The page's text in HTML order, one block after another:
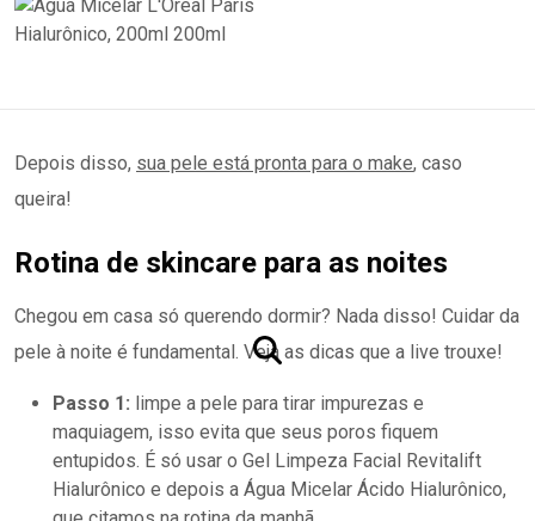
Depois disso, sua pele está pronta para o make, caso
queira!
Rotina de skincare para as noites
Chegou em casa só querendo dormir? Nada disso! Cuidar da
pele à noite é fundamental. Veja as dicas que a live trouxe!
Passo 1: limpe a pele para tirar impurezas e
maquiagem, isso evita que seus poros fiquem
entupidos. É só usar o Gel Limpeza Facial Revitalift
Hialurônico e depois a Água Micelar Ácido Hialurônico,